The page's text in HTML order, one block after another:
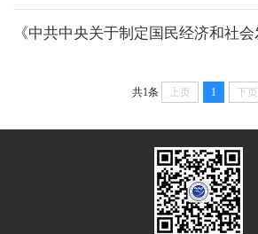
共1条 上页 1 下页